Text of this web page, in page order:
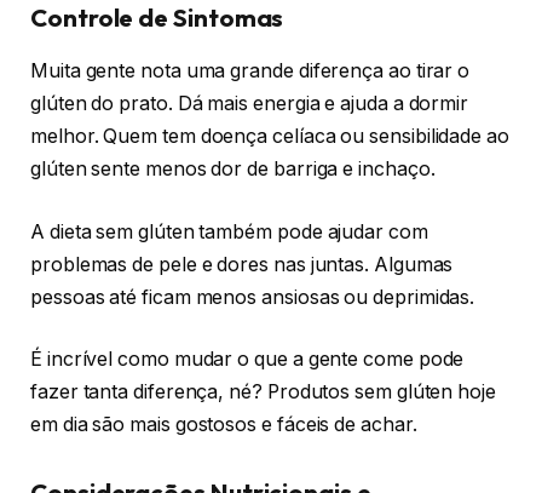
Controle de Sintomas
Muita gente nota uma grande diferença ao tirar o
glúten do prato. Dá mais energia e ajuda a dormir
melhor. Quem tem doença celíaca ou sensibilidade ao
glúten sente menos dor de barriga e inchaço.
A dieta sem glúten também pode ajudar com
problemas de pele e dores nas juntas. Algumas
pessoas até ficam menos ansiosas ou deprimidas.
É incrível como mudar o que a gente come pode
fazer tanta diferença, né? Produtos sem glúten hoje
em dia são mais gostosos e fáceis de achar.